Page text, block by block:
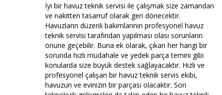
İyi bir havuz teknik servisi ile çalışmak size zamandan
ve nakitten tasarruf olarak geri dönecektir.
Havuzların düzenli bakımlarının profesyonel havuz
teknik servisi tarafından yapılması olası sorunların
önüne geçebilir. Buna ek olarak, çıkan her hangi bir
sorunda hızlı müdahale ve yedek parça temini gibi
konularda size büyük destek sağlayacaktır. Hızlı ve
profesyonel çalışan bir havuz teknik servis ekibi,
havuzun ve evinizin bir parçası olacaktır. Son